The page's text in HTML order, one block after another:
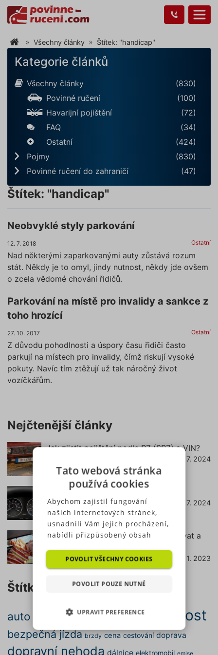
Všechny články Štítek: "handicap"
Kategorie článků
Všechny články
(830)
Povinné ručení
(100)
Havarijní pojištění
(72)
FAQ
(34)
Ostatní
(424)
Pojmy
(830)
Povinné ručení do zahraničí
(47)
Štítek: "handicap"
Neobvyklé styly parkování
12. 7. 2018 Ostatní
Nad některými zaparkovanými auty zůstává rozum
stát. Někdy je to omyl, jindy nutnost, někdy jde ovšem
o zcela vědomé chování řidičů.
Parkování na místě pro invalidy a sankce z
toho hrozící
27. 10. 2017 Ostatní
Z důvodu pohodlnosti a úspory času řidiči často
parkují na místech pro invalidy, čímž riskují vysoké
pokuty. Navíc tím ztěžují už tak náročný život
vozíčkářům.
Nejčtenější články
Jak zjistit pojištění podle RZ (SPZ) a VIN?
18. 7. 2024
Co znamená svítící kontrolka EPC?
číst dále 22. 7. 2024
Podsedák do auta – od kdy ho používat a
jak vybrat ten správný?
číst dále 7. 11. 2023
Štítky
auto autonehoda autopojištění bezpečnost
bezpečná jízda brzdy cena cestování doprava
dopravní nehoda dálnice elektromobil emise
Tato webová stránka
používá cookies
Abychom zajistil fungování
našich internetových stránek,
usnadnili Vám jejich procházení,
nabídli přizpůsobený obsah
analyzovat návštěvnost,
využíváme soubory cookies,
které sdílíme se svými partnery
(výkonové soubory, soubory
nezařazené soubory) můžeme
využívat pouze s Vaším
POVOLIT VŠECHNY COOKIES
POVOLIT POUZE NUTNÉ
UPRAVIT PREFERENCE
NEZBYTNĚ NUTNÉ SOUBORY